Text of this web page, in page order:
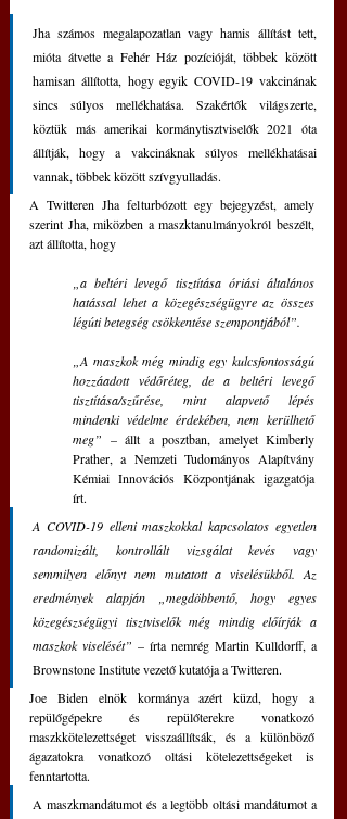
Jha számos megalapozatlan vagy hamis állítást tett,
mióta átvette a Fehér Ház pozícióját, többek között
hamisan állította, hogy egyik COVID-19 vakcinának
sincs súlyos mellékhatása. Szakértők világszerte,
köztük más amerikai kormánytisztviselők 2021 óta
állítják, hogy a vakcináknak súlyos mellékhatásai
vannak, többek között szívgyulladás.
A Twitteren Jha felturbózott egy bejegyzést, amely
szerint Jha, miközben a maszktanulmányokról beszélt,
azt állította, hogy
„a beltéri levegő tisztítása óriási általános
hatással lehet a közegészségügyre az összes
légúti betegség csökkentése szempontjából”.
„A maszkok még mindig egy kulcsfontosságú
hozzáadott védőréteg, de a beltéri levegő
tisztítása/szűrése, mint alapvető lépés
mindenki védelme érdekében, nem kerülhető
meg” – állt a posztban, amelyet Kimberly
Prather, a Nemzeti Tudományos Alapítvány
Kémiai Innovációs Központjának igazgatója
írt.
A COVID-19 elleni maszkokkal kapcsolatos egyetlen
randomizált, kontrollált vizsgálat kevés vagy
semmilyen előnyt nem mutatott a viselésükből. Az
eredmények alapján „megdöbbentő, hogy egyes
közegészségügyi tisztviselők még mindig előírják a
maszkok viselését” – írta nemrég Martin Kulldorff, a
Brownstone Institute vezető kutatója a Twitteren.
Joe Biden elnök kormánya azért küzd, hogy a
repülőgépekre és repülőterekre vonatkozó
maszkkötelezettséget visszaállítsák, és a különböző
ágazatokra vonatkozó oltási kötelezettségeket is
fenntartotta.
A maszkmandátumot és a legtöbb oltási mandátumot a